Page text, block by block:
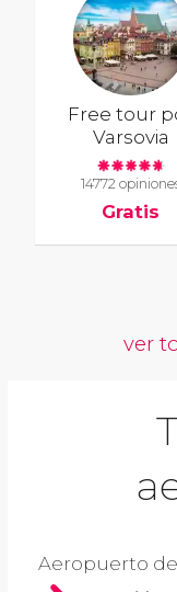
Free tour
Varsovia
14772
Gratis
ver
Aeropuerto